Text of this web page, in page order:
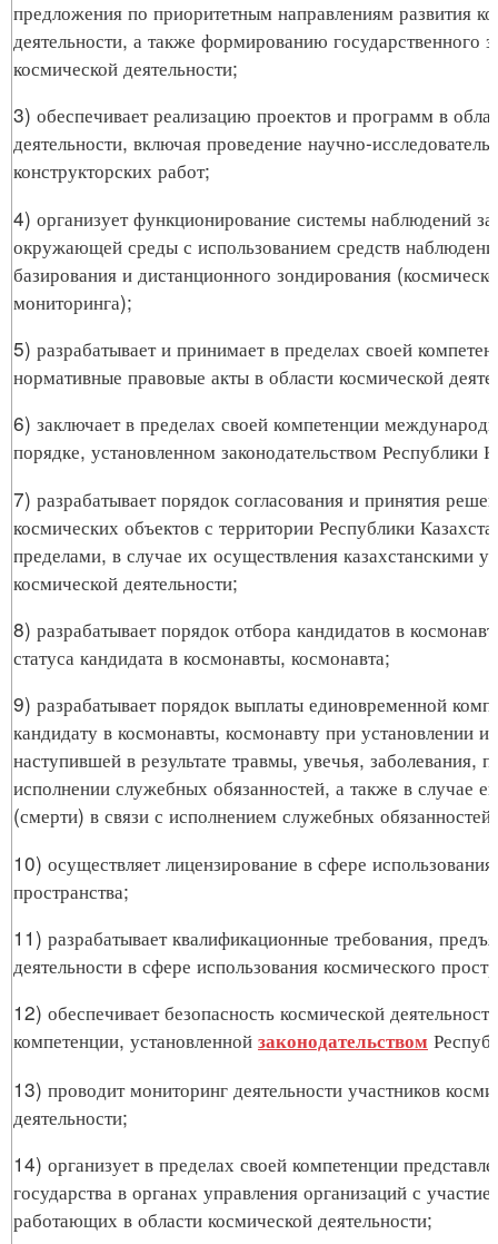
предложения по приоритетным направлениям развития
деятельности, а также формированию государственного
космической деятельности;
3) обеспечивает реализацию проектов и программ в
деятельности, включая проведение научно-
конструкторских работ;
4) организует функционирование системы наблюдений
окружающей среды с использованием средств
базирования и дистанционного зондирования
мониторинга);
5) разрабатывает и принимает в пределах своей
нормативные правовые акты в области космической
6) заключает в пределах своей компетенции
порядке, установленном законодательством Республики
7) разрабатывает порядок согласования и принятия
космических объектов с территории Республики
пределами, в случае их осуществления казахстанскими
космической деятельности;
8) разрабатывает порядок отбора кандидатов в
статуса кандидата в космонавты, космонавта;
9) разрабатывает порядок выплаты единовременной
кандидату в космонавты, космонавту при установлении
наступившей в результате травмы, увечья, заболевания,
исполнении служебных обязанностей, а также в случае
(смерти) в связи с исполнением служебных обязанностей;
10) осуществляет лицензирование в сфере
пространства;
11) разрабатывает квалификационные требования,
деятельности в сфере использования космического
12) обеспечивает безопасность космической
компетенции, установленной законодательством
13) проводит мониторинг деятельности участников
деятельности;
14) организует в пределах своей компетенции
государства в органах управления организаций с
работающих в области космической деятельности;